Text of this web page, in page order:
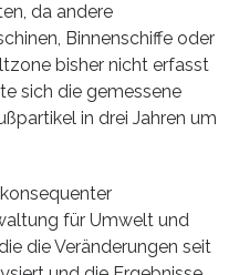
da andere
Binnenschiffe oder
bisher nicht erfasst
sich die gemessene
in drei Jahren um
für Umwelt und
die Veränderungen seit